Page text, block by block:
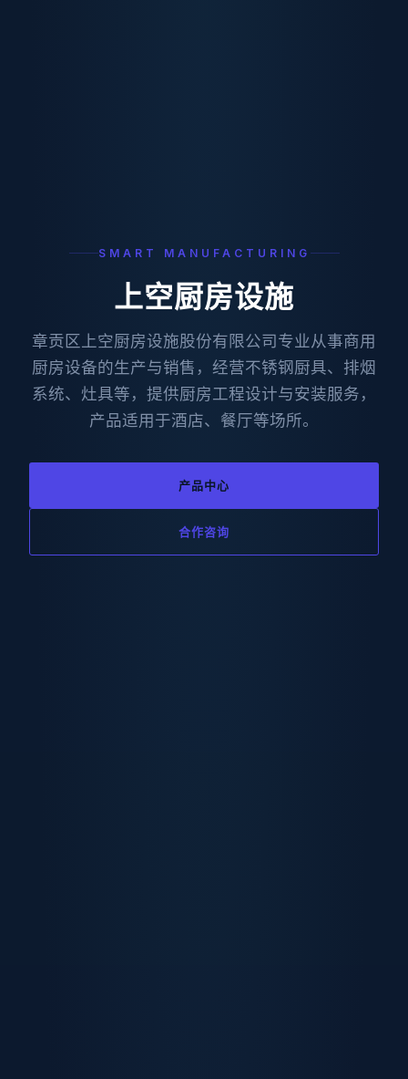
SMART MANUFACTURING
上空厨房设施
章贡区上空厨房设施股份有限公司专业从事商用
厨房设备的生产与销售，经营不锈钢厨具、排烟
系统、灶具等，提供厨房工程设计与安装服务，
产品适用于酒店、餐厅等场所。
产品中心
合作咨询